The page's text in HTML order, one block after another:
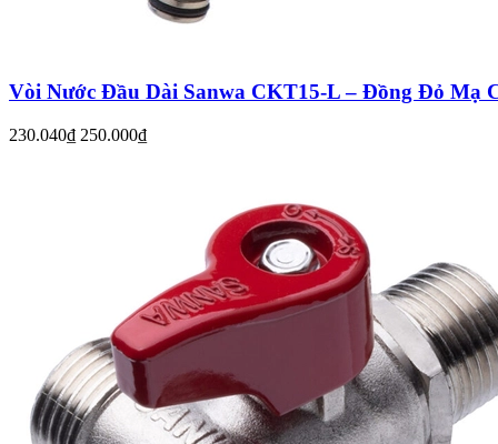
Vòi Nước Đầu Dài Sanwa CKT15-L – Đồng Đỏ Mạ
230.040₫ 250.000₫